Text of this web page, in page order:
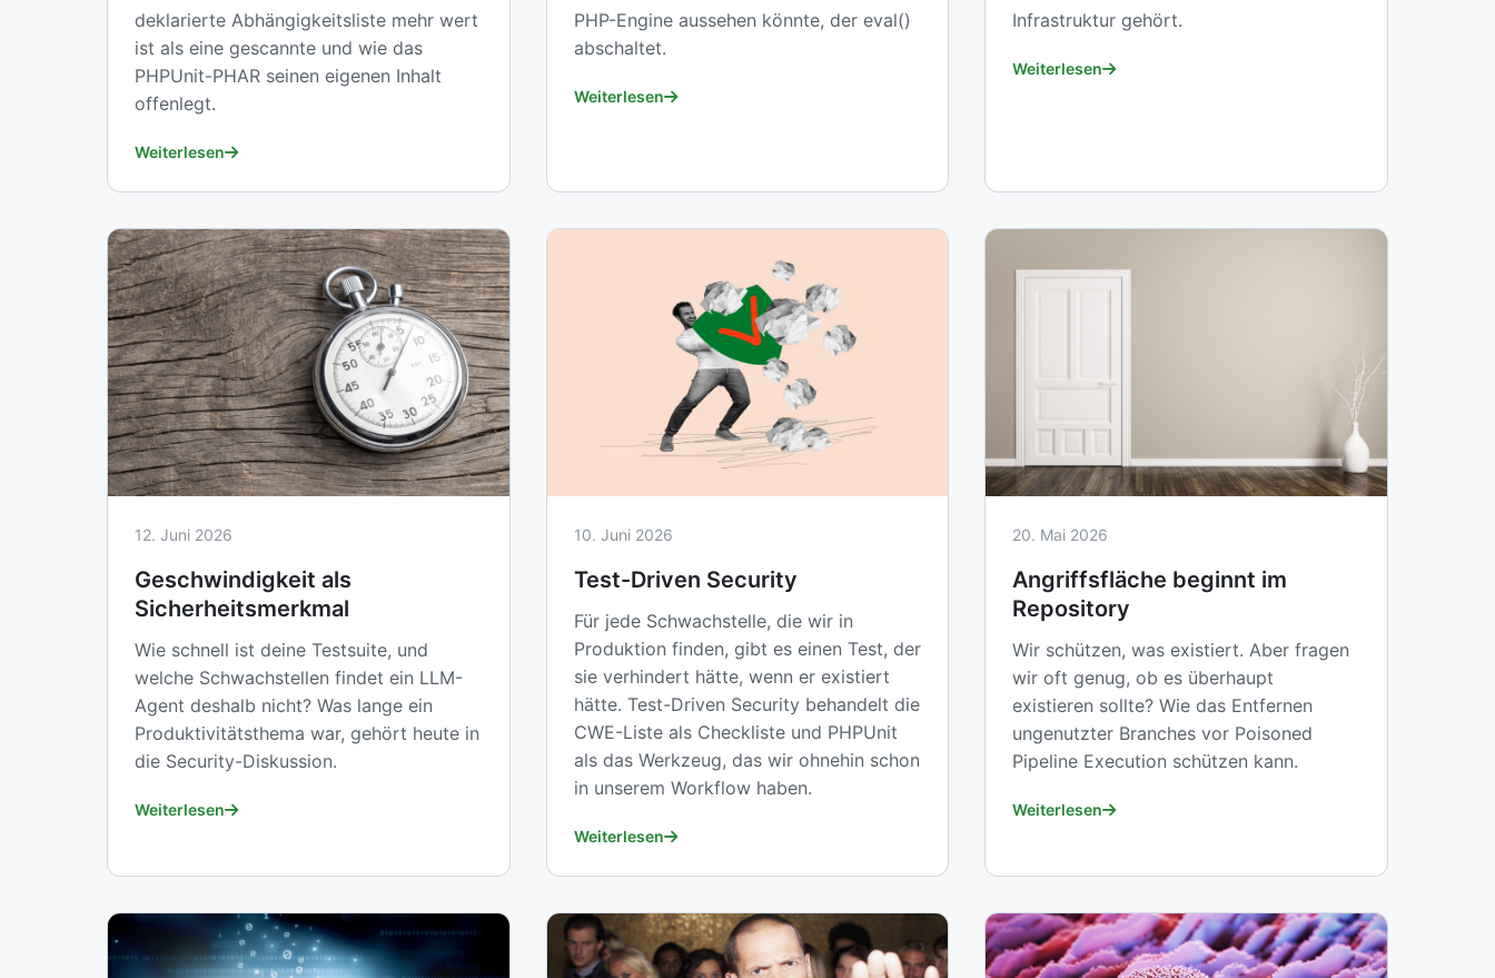
deklarierte Abhängigkeitsliste mehr wert
ist als eine gescannte und wie das
PHPUnit-PHAR seinen eigenen Inhalt
offenlegt.
Weiterlesen
PHP-Engine aussehen könnte, der eval()
abschaltet.
Weiterlesen
Infrastruktur gehört.
Weiterlesen
12. Juni 2026
Geschwindigkeit als
Sicherheitsmerkmal
Wie schnell ist deine Testsuite, und
welche Schwachstellen findet ein LLM-
Agent deshalb nicht? Was lange ein
Produktivitätsthema war, gehört heute in
die Security-Diskussion.
Weiterlesen
10. Juni 2026
Test-Driven Security
Für jede Schwachstelle, die wir in
Produktion finden, gibt es einen Test, der
sie verhindert hätte, wenn er existiert
hätte. Test-Driven Security behandelt die
CWE-Liste als Checkliste und PHPUnit
als das Werkzeug, das wir ohnehin schon
in unserem Workflow haben.
Weiterlesen
20. Mai 2026
Angriffsfläche beginnt im
Repository
Wir schützen, was existiert. Aber fragen
wir oft genug, ob es überhaupt
existieren sollte? Wie das Entfernen
ungenutzter Branches vor Poisoned
Pipeline Execution schützen kann.
Weiterlesen